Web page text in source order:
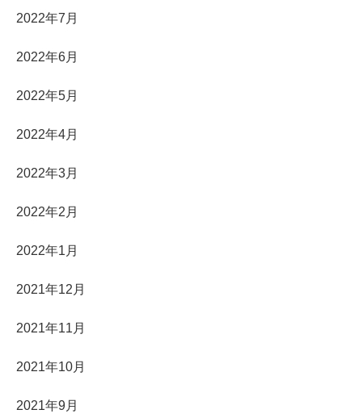
2022年7月
2022年6月
2022年5月
2022年4月
2022年3月
2022年2月
2022年1月
2021年12月
2021年11月
2021年10月
2021年9月